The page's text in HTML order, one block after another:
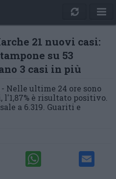
21 nuovi casi:
su 53
3 casi in più
- Nelle ultime 24 ore sono
è risultato positivo.
a 6.319. Guariti e